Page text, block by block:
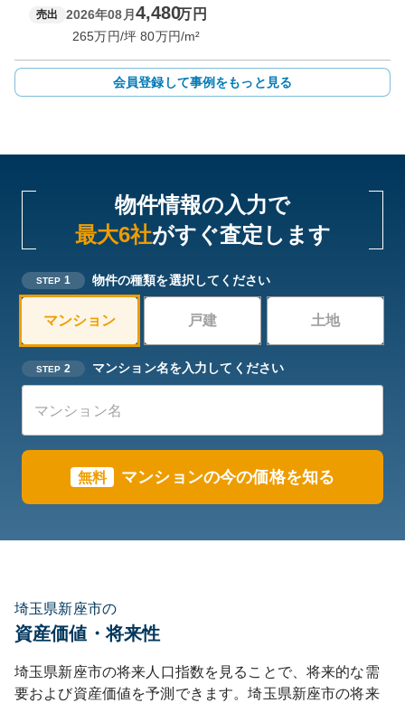
売出 2026年08月 4,480万円
265万円/坪 80万円/m²
会員登録して事例をもっと見る
物件情報の入力で
最大6社がすぐ査定します
STEP 1 物件の種類を選択してください
マンション 戸建 土地
STEP 2 マンション名を入力してください
無料 マンションの今の価格を知る
埼玉県新座市の
資産価値・将来性
埼玉県新座市の将来人口指数を見ることで、将来的な需
要および資産価値を予測できます。埼玉県新座市の将来